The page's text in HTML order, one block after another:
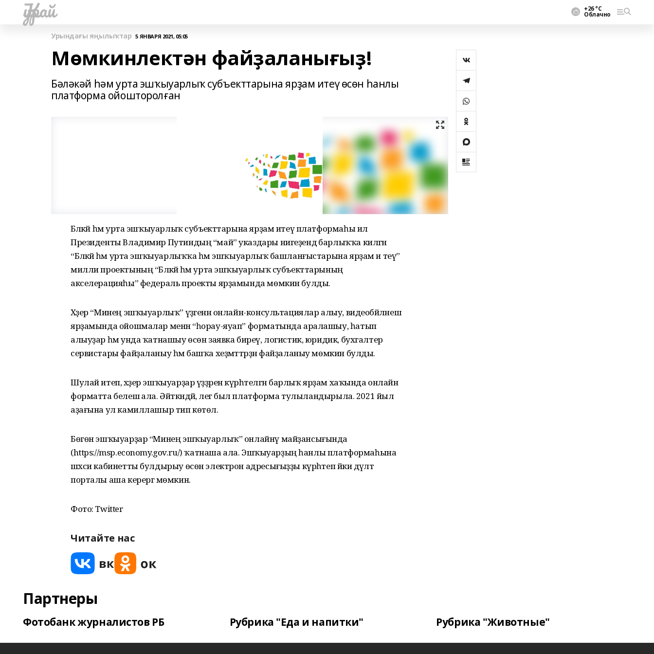
Ҡурай +26 °С
Облачно
Урындағы яңылыҡтар 5 ЯНВАРЯ 2021, 05:05
Мөмкинлектән файҙаланығыҙ!
Бәләкәй һәм урта эшҡыуарлыҡ субъекттарына ярҙам итеү өсөн һанлы
платформа ойошторолған
Бәләкәй һәм урта эшҡыуарлыҡ субъекттарына ярҙам итеү платформаһы ил
Президенты Владимир Путиндың “май” указдары нигеҙендә барлыҡҡа килгән
“Бәләкәй һәм урта эшҡыуарлыҡҡа һәм эшҡыуарлыҡ башланғыстарына ярҙам и теү”
милли проектының “Бәләкәй һәм урта эшҡыуарлыҡ субъекттарының
акселерацияһы” федераль проекты ярҙамында мөмкин булды.
Хәҙер “Минең эшҡыуарлыҡ” үҙәгенән онлайн-консультациялар алыу, видеобәйләнеш
ярҙамында ойошмалар менән “һорау-яуап” форматында аралашыу, һатып
алыуҙар һәм унда ҡатнашыу өсөн заявка биреү, логистик, юридик, бухгалтер
сервистары файҙаланыу һәм башҡа хеҙмәттәрҙән файҙаланыу мөмкин булды.
Шулай итеп, хәҙер эшҡыуарҙар үҙҙәренә күрһәтелгән барлыҡ ярҙам хаҡында онлайн
форматта белешә ала. Әйткәндәй, әлегә был платформа тулыландырыла. 2021 йыл
аҙағына ул камиллашыр тип көтөлә.
Бөгөн эшҡыуарҙар “Минең эшҡыуарлыҡ” онлайнү майҙансығында
(https://msp.economy.gov.ru/) ҡатнаша ала. Эшҡыуарҙың һанлы платформаһына
шәхси кабинетты булдырыу өсөн электрон адресығыҙҙы күрһәтеп йәки дәүләт
порталы аша керергә мөмкин.
Фото: Twitter
Читайте нас
Партнеры
Фотобанк журналистов РБ Рубрика "Еда и напитки" Рубрика "Животные"